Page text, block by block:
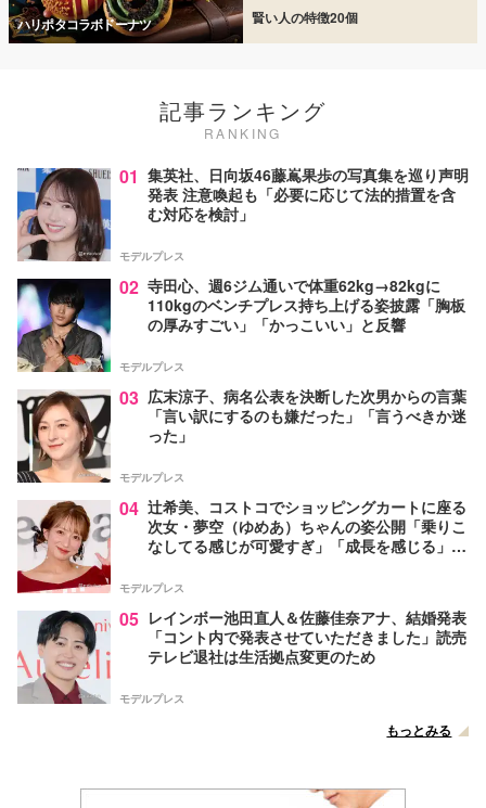
ハリポタコラボドーナツ 賢い人の特徴20個
記事ランキング
RANKING
01 集英社、日向坂46藤嶌果歩の写真集を巡り声明
発表 注意喚起も「必要に応じて法的措置を含
む対応を検討」
モデルプレス
02 寺田心、週6ジム通いで体重62kg→82kgに
110kgのベンチプレス持ち上げる姿披露「胸板
の厚みすごい」「かっこいい」と反響
モデルプレス
03 広末涼子、病名公表を決断した次男からの言葉
「言い訳にするのも嫌だった」「言うべきか迷
った」
モデルプレス
04 辻希美、コストコでショッピングカートに座る
次女・夢空（ゆめあ）ちゃんの姿公開「乗りこ
なしてる感じが可愛すぎ」「成長を感じる」の
モデルプレス
05 レインボー池田直人＆佐藤佳奈アナ、結婚発表
「コント内で発表させていただきました」読売
テレビ退社は生活拠点変更のため
モデルプレス
もっとみる